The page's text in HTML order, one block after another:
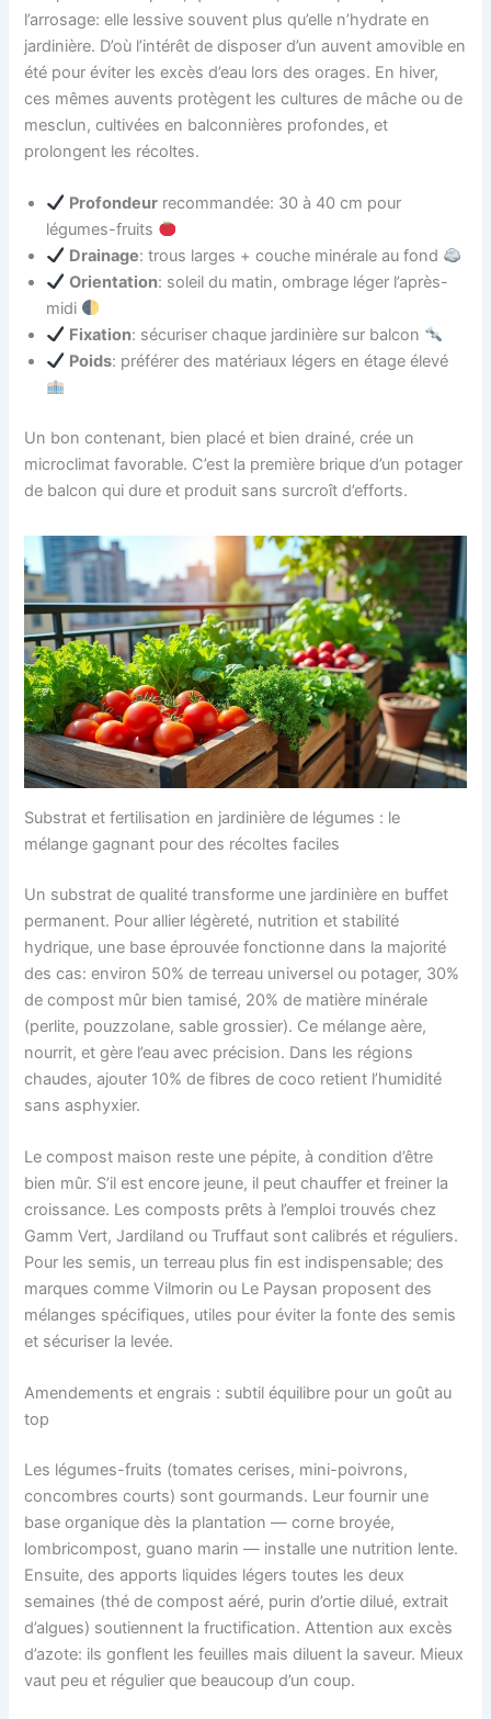
l’arrosage: elle lessive souvent plus qu’elle n’hydrate en
jardinière. D’où l’intérêt de disposer d’un auvent amovible en
été pour éviter les excès d’eau lors des orages. En hiver,
ces mêmes auvents protègent les cultures de mâche ou de
mesclun, cultivées en balconnières profondes, et
prolongent les récoltes.
Profondeur recommandée: 30 à 40 cm pour
légumes-fruits
Drainage: trous larges + couche minérale au fond
Orientation: soleil du matin, ombrage léger l’après-
midi
Fixation: sécuriser chaque jardinière sur balcon
Poids: préférer des matériaux légers en étage élevé
Un bon contenant, bien placé et bien drainé, crée un
microclimat favorable. C’est la première brique d’un potager
de balcon qui dure et produit sans surcroît d’efforts.
Substrat et fertilisation en jardinière de légumes : le
mélange gagnant pour des récoltes faciles
Un substrat de qualité transforme une jardinière en buffet
permanent. Pour allier légèreté, nutrition et stabilité
hydrique, une base éprouvée fonctionne dans la majorité
des cas: environ 50% de terreau universel ou potager, 30%
de compost mûr bien tamisé, 20% de matière minérale
(perlite, pouzzolane, sable grossier). Ce mélange aère,
nourrit, et gère l’eau avec précision. Dans les régions
chaudes, ajouter 10% de fibres de coco retient l’humidité
sans asphyxier.
Le compost maison reste une pépite, à condition d’être
bien mûr. S’il est encore jeune, il peut chauffer et freiner la
croissance. Les composts prêts à l’emploi trouvés chez
Gamm Vert, Jardiland ou Truffaut sont calibrés et réguliers.
Pour les semis, un terreau plus fin est indispensable; des
marques comme Vilmorin ou Le Paysan proposent des
mélanges spécifiques, utiles pour éviter la fonte des semis
et sécuriser la levée.
Amendements et engrais : subtil équilibre pour un goût au
top
Les légumes-fruits (tomates cerises, mini-poivrons,
concombres courts) sont gourmands. Leur fournir une
base organique dès la plantation — corne broyée,
lombricompost, guano marin — installe une nutrition lente.
Ensuite, des apports liquides légers toutes les deux
semaines (thé de compost aéré, purin d’ortie dilué, extrait
d’algues) soutiennent la fructification. Attention aux excès
d’azote: ils gonflent les feuilles mais diluent la saveur. Mieux
vaut peu et régulier que beaucoup d’un coup.